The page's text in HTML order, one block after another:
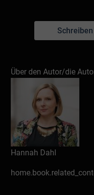
Über den Autor/die
Hannah Dahl